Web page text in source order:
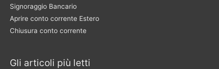
Signoraggio Bancario
Aprire conto corrente Estero
Chiusura conto corrente
Gli articoli più letti